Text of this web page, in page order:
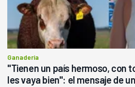
Ganadería
"Tienen un país hermoso, con
les vaya bien": el mensaje de